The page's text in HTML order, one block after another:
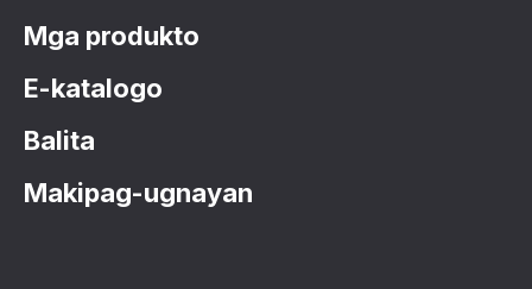
Mga produkto
E-katalogo
Balita
Makipag-ugnayan